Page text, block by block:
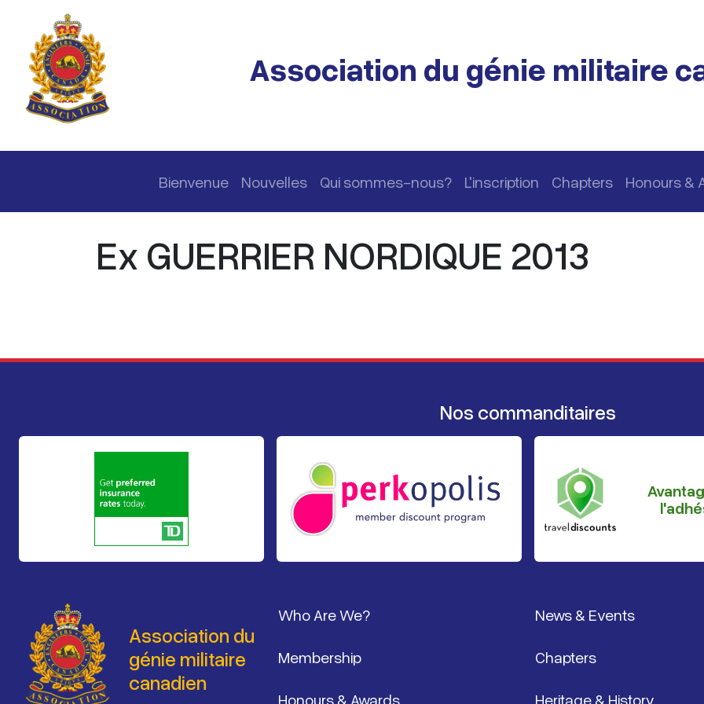
Passer au contenu principal
Association du génie militaire
Navigation principale
Bienvenue Nouvelles Qui sommes-nous? L'inscription Chapters Honours &
Ex GUERRIER NORDIQUE 2013
Nos commanditaires
Association du
génie militaire
canadien
Who Are We? News & Events
Membership Chapters
Honours & Awards Heritage & History